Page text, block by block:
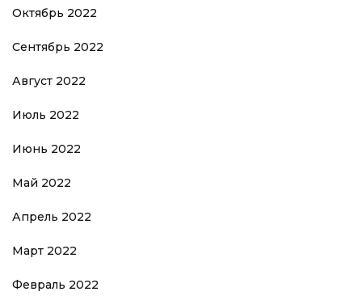
Октябрь 2022
Сентябрь 2022
Август 2022
Июль 2022
Июнь 2022
Май 2022
Апрель 2022
Март 2022
Февраль 2022